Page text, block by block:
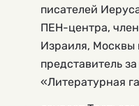
писателей
ПЕН-центра,
Израиля, Москвы
представитель
«Литературная